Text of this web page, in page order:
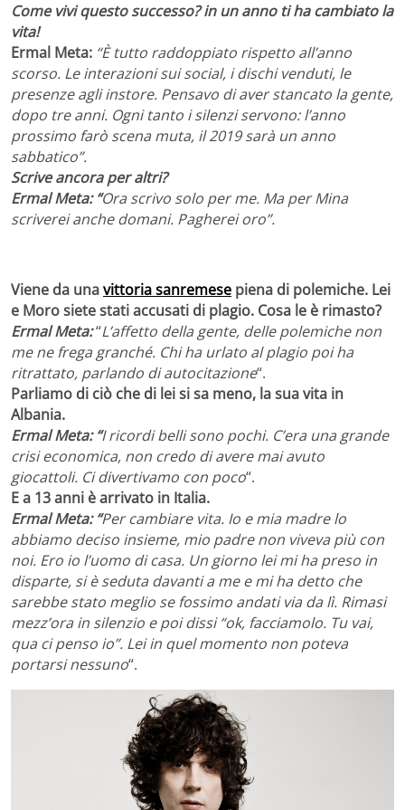
Come vivi questo successo? in un anno ti ha cambiato la
vita!
Ermal Meta: “È tutto raddoppiato rispetto all’anno
scorso. Le interazioni sui social, i dischi venduti, le
presenze agli instore. Pensavo di aver stancato la gente,
dopo tre anni. Ogni tanto i silenzi servono: l’anno
prossimo farò scena muta, il 2019 sarà un anno
sabbatico”.
Scrive ancora per altri?
Ermal Meta: “Ora scrivo solo per me. Ma per Mina
scriverei anche domani. Pagherei oro”.
Viene da unavittoria sanremese piena di polemiche. Lei
e Moro siete stati accusati di plagio. Cosa le è rimasto?
Ermal Meta:“L’affetto della gente, delle polemiche non
me ne frega granché. Chi ha urlato al plagio poi ha
ritrattato, parlando di autocitazione“.
Parliamo di ciò che di lei si sa meno, la sua vita in
Albania.
Ermal Meta: “I ricordi belli sono pochi. C’era una grande
crisi economica, non credo di avere mai avuto
giocattoli. Ci divertivamo con poco“.
E a 13 anni è arrivato in Italia.
Ermal Meta: “Per cambiare vita. Io e mia madre lo
abbiamo deciso insieme, mio padre non viveva più con
noi. Ero io l’uomo di casa. Un giorno lei mi ha preso in
disparte, si è seduta davanti a me e mi ha detto che
sarebbe stato meglio se fossimo andati via da lì. Rimasi
mezz’ora in silenzio e poi dissi “ok, facciamolo. Tu vai,
qua ci penso io”. Lei in quel momento non poteva
portarsi nessuno“.